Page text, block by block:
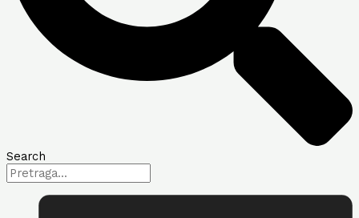
Search